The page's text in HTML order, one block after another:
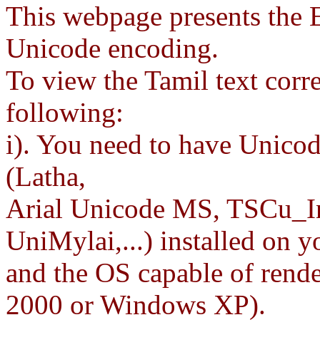
This webpage presents
Unicode encoding.
To view the Tamil text
following:
i). You need to have
(Latha,
Arial Unicode MS,
UniMylai,...) installed on
and the OS capable of
2000 or Windows XP).